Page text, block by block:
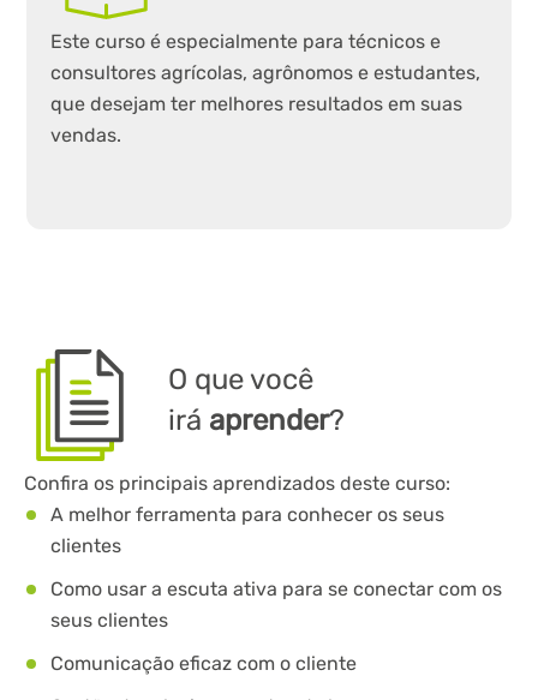
Este curso é especialmente para técnicos e
consultores agrícolas, agrônomos e estudantes,
que desejam ter melhores resultados em suas
vendas.
O que você
irá aprender?
Confira os principais aprendizados deste curso:
A melhor ferramenta para conhecer os seus
clientes
Como usar a escuta ativa para se conectar com os
seus clientes
Comunicação eficaz com o cliente